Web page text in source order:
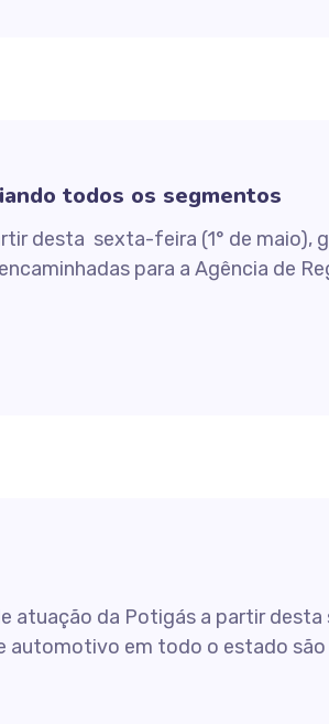
todos os segmentos
desta sexta-feira (1° de maio),
para a Agência de
atuação da Potigás a partir
automotivo em todo o estado são